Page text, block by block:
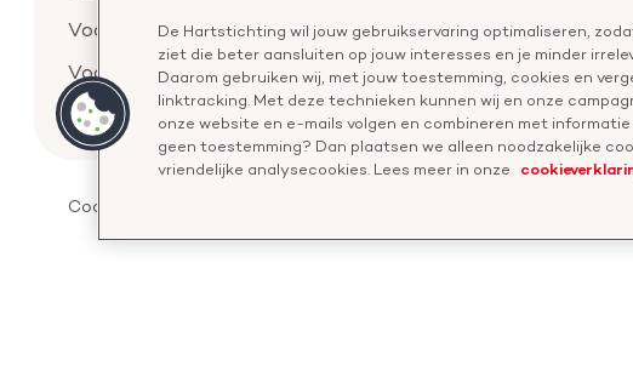
Voor de pers
Voor de wetenschappers
Cookies
De Hartstichting wil jouw gebruikservaring optimaliseren,
ziet die beter aansluiten op jouw interesses en je minder
Daarom gebruiken wij, met jouw toestemming, cookies en
linktracking. Met deze technieken kunnen wij en onze
onze website en e-mails volgen en combineren met
geen toestemming? Dan plaatsen we alleen noodzakelijke
vriendelijke analysecookies. Lees meer in onze